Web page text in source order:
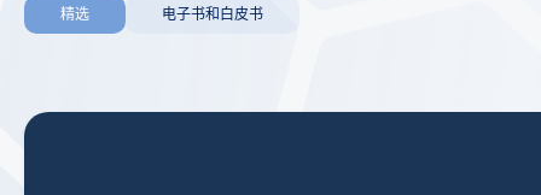
精选 电子书和白皮书